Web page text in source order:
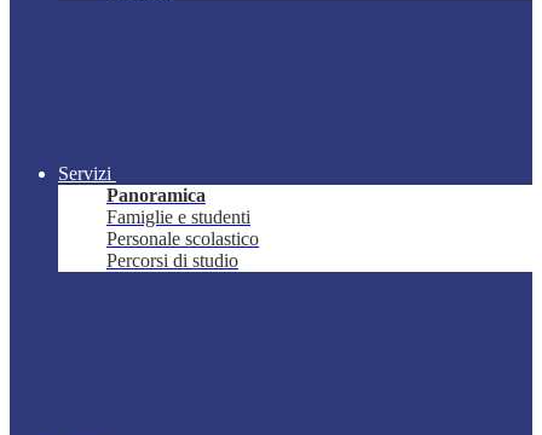
Servizi
Panoramica
Famiglie e studenti
Personale scolastico
Percorsi di studio